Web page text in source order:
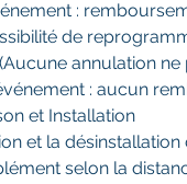
:
de
annulation
: aucun
et Installation
et la
selon la